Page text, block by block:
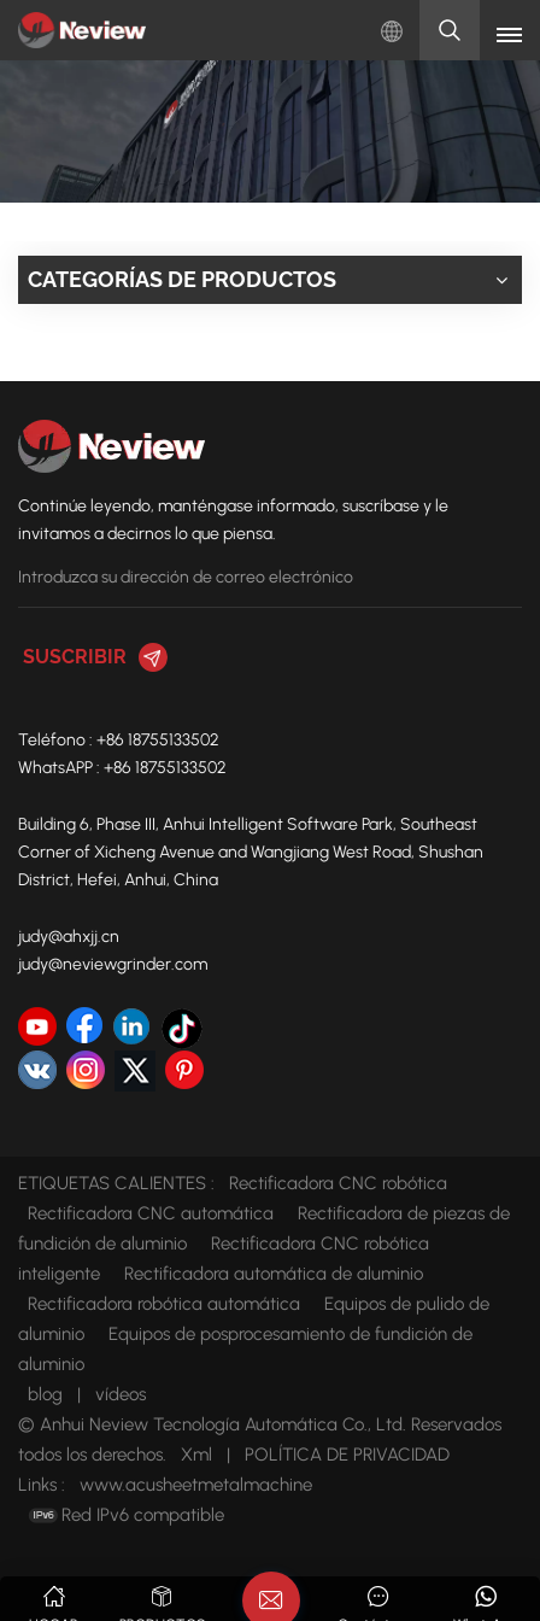
Español
Русский
Español
CATEGORÍAS DE PRODUCTOS
Continúe leyendo, manténgase informado, suscríbase y le
invitamos a decirnos lo que piensa.
Teléfono : +86 18755133502
WhatsAPP : +86 18755133502
Building 6, Phase III, Anhui Intelligent Software Park, Southeast
Corner of Xicheng Avenue and Wangjiang West Road, Shushan
District, Hefei, Anhui, China
judy@ahxjj.cn
judy@neviewgrinder.com
ETIQUETAS CALIENTES :
Rectificadora CNC robótica
Rectificadora CNC automática
Rectificadora de piezas de
fundición de aluminio
Rectificadora CNC robótica
inteligente
Rectificadora automática de aluminio
Rectificadora robótica automática
Equipos de pulido de
aluminio
Equipos de posprocesamiento de fundición de
aluminio
blog
|
vídeos
© Anhui Neview Tecnología Automática Co., Ltd. Reservados
todos los derechos.
Xml |
POLÍTICA DE PRIVACIDAD
Links :
www.acusheetmetalmachine
Red IPv6 compatible